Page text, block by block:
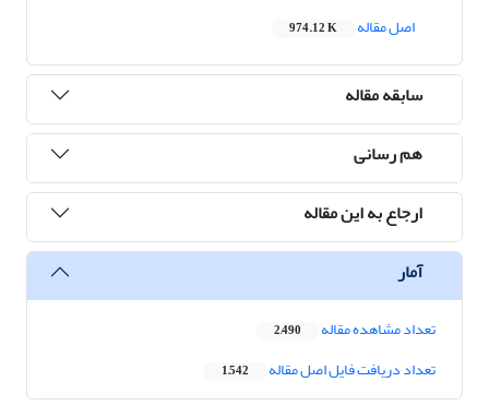
اصل مقاله
974.12 K
سابقه مقاله
هم رسانی
ارجاع به این مقاله
آمار
تعداد مشاهده مقاله 2,490
تعداد دریافت فایل اصل مقاله 1,542